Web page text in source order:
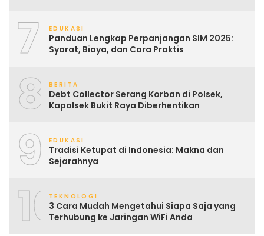
7 EDUKASI
Panduan Lengkap Perpanjangan SIM 2025:
Syarat, Biaya, dan Cara Praktis
8 BERITA
Debt Collector Serang Korban di Polsek,
Kapolsek Bukit Raya Diberhentikan
9 EDUKASI
Tradisi Ketupat di Indonesia: Makna dan
Sejarahnya
10TEKNOLOGI
3 Cara Mudah Mengetahui Siapa Saja yang
Terhubung ke Jaringan WiFi Anda